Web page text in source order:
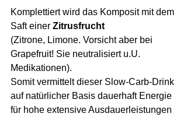
Komplettiert wird das Komposit mit dem
Saft einer Zitrusfrucht
(Zitrone, Limone. Vorsicht aber bei
Grapefruit! Sie neutralisiert u.U.
Medikationen).
Somit vermittelt dieser Slow-Carb-Drink
auf natürlicher Basis dauerhaft Energie
für hohe extensive Ausdauerleistungen